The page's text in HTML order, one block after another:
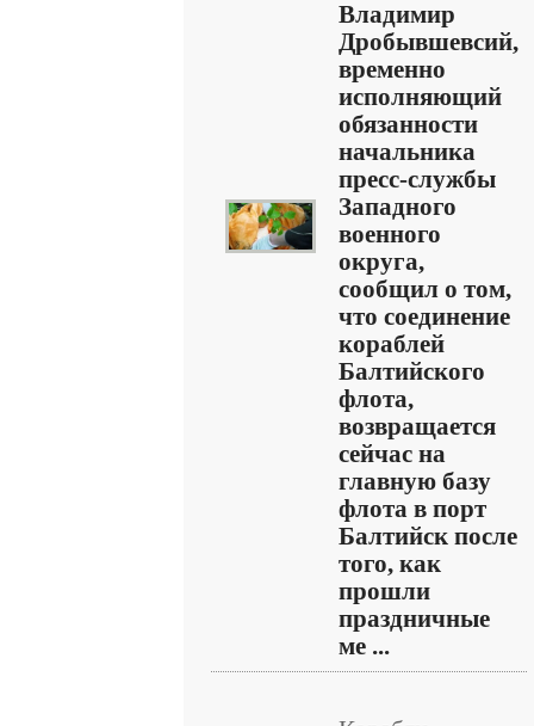
Владимир
Дробывшевсий,
временно
исполняющий
обязанности
начальника
пресс-службы
Западного
военного
округа,
сообщил о том,
что соединение
кораблей
Балтийского
флота,
возвращается
сейчас на
главную базу
флота в порт
Балтийск после
того, как
прошли
праздничные
ме ...